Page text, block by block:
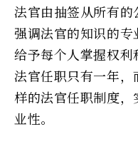
法官由抽签从所有
强调法官的知识的专
给予每个人掌握权
法官任职只有一年
样的法官任职制度
业性。